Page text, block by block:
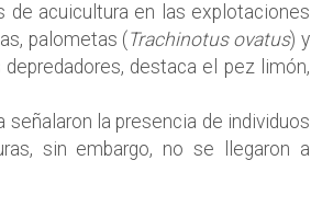
de acuicultura en las explotaciones
palometas ( Trachinotus ovatus) y
depredadores, destaca el pez limón,
señalaron la presencia de individuos
sin embargo, no se llegaron a